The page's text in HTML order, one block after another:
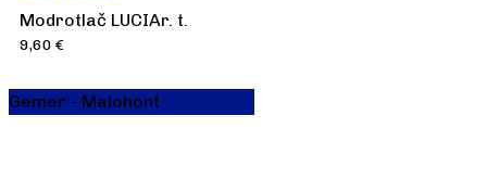
Modrotlač LUCIAr. t.
9,60 €
Gemer - Malohont